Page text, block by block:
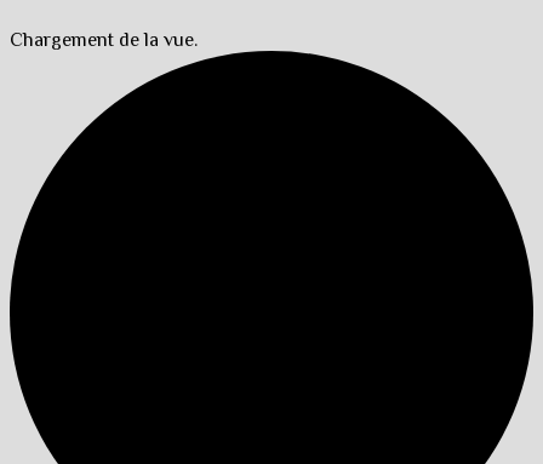
Chargement de la vue.